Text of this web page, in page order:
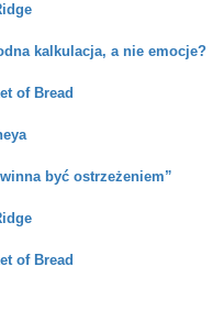
kalkulacja, a nie emocje?
of Bread
być ostrzeżeniem”
of Bread